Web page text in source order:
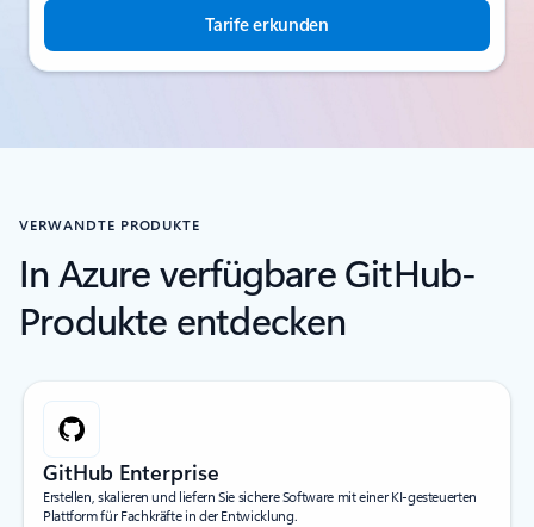
Tarife erkunden
VERWANDTE PRODUKTE
In Azure verfügbare GitHub-
Produkte entdecken
GitHub Enterprise
Erstellen, skalieren und liefern Sie sichere Software mit einer KI-gesteuerten
Plattform für Fachkräfte in der Entwicklung.